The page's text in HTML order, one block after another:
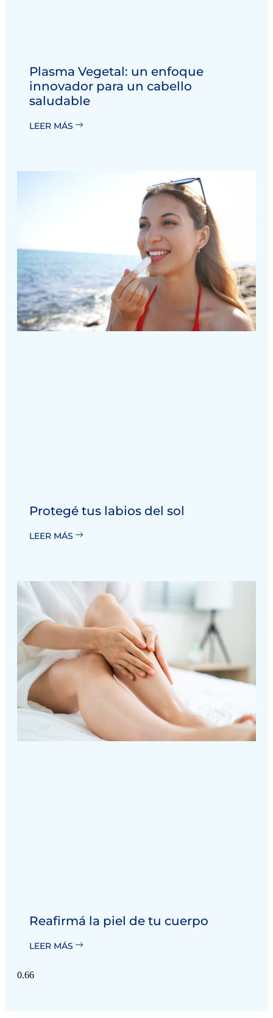
Plasma Vegetal: un enfoque
innovador para un cabello
saludable
LEER MÁS
Protegé tus labios del sol
LEER MÁS
Reafirmá la piel de tu cuerpo
LEER MÁS